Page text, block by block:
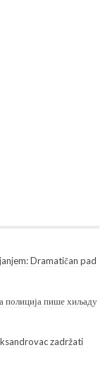
Dramatičan pad
полиција пише хиљаду
zadržati